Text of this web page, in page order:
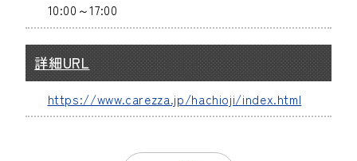
10:00～17:00
詳細URL
https://www.carezza.jp/hachioji/index.html